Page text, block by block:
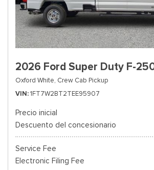
2026 Ford Super Duty F-
Oxford White, Crew Cab Pickup
VIN 1FT7W2BT2TEE95907
Precio inicial
Descuento del concesionario
Service Fee
Electronic Filing Fee